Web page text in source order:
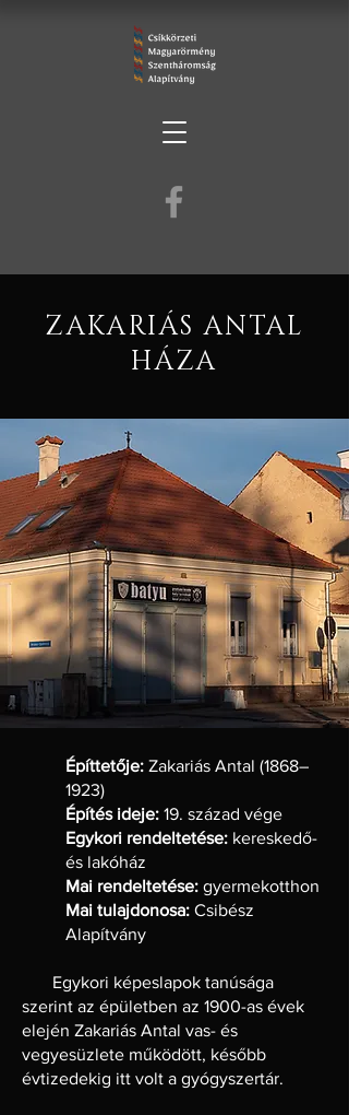
ZAKARIÁS ANTAL
HÁZA
Építtetője: Zakariás Antal (1868–
1923)
Építés ideje: 19. század vége
Egykori rendeltetése: kereskedő-
és lakóház
Mai rendeltetése: gyermekotthon
Mai tulajdonosa: Csibész
Alapítvány
Egykori képeslapok tanúsága
szerint az épületben az 1900-as évek
elején Zakariás Antal vas- és
vegyesüzlete működött, később
évtizedekig itt volt a gyógyszertár.